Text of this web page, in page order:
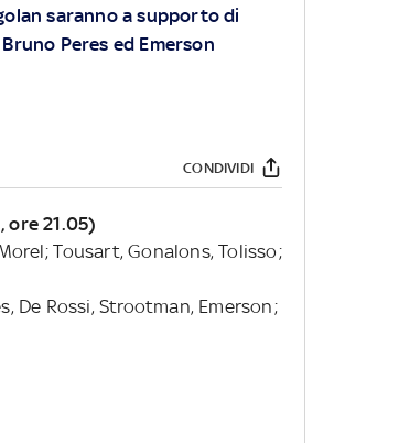
saranno a supporto di
Peres ed Emerson
CONDIVIDI
ore 21.05)
Tousart, Gonalons, Tolisso;
De Rossi, Strootman, Emerson;